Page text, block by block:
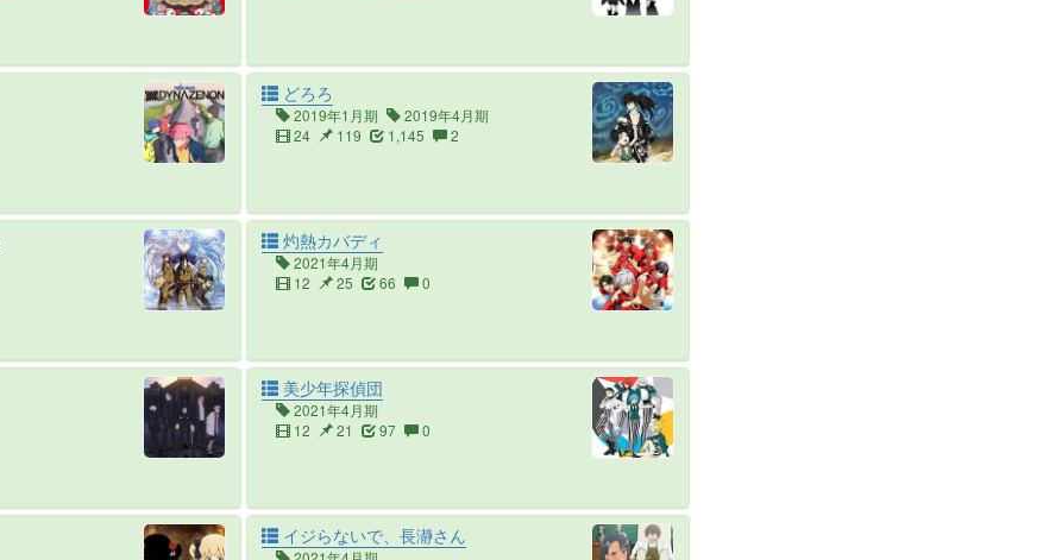
どろろ
2019年1月期
2019年4月期
24
119 1,145 2
灼熱カバディ
2021年4月期
12
25 66 0
美少年探偵団
2021年4月期
12
21 97 0
イジらないで、長瀞さん